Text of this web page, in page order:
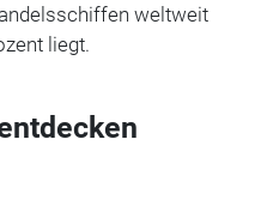
weltweit
liegt.